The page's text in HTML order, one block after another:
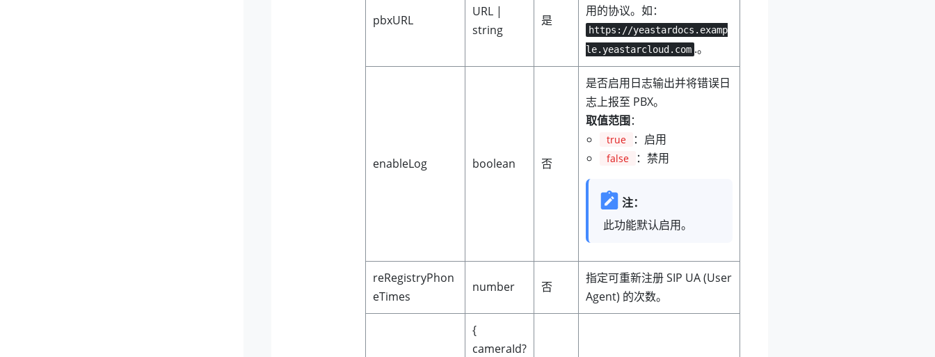
pbxURL
URL |
string
是
用的协议。如：
https://yeastardocs.examp
le.yeastarcloud.com .。
enableLog boolean 否
是否启用日志输出并将错误日
志上报至 PBX。
取值范围：
true ：启用
false ：禁用
注：
此功能默认启用。
reRegistryPhon
eTimes
number 否
指定可重新注册 SIP UA (User
Agent) 的次数。
{
cameraId?